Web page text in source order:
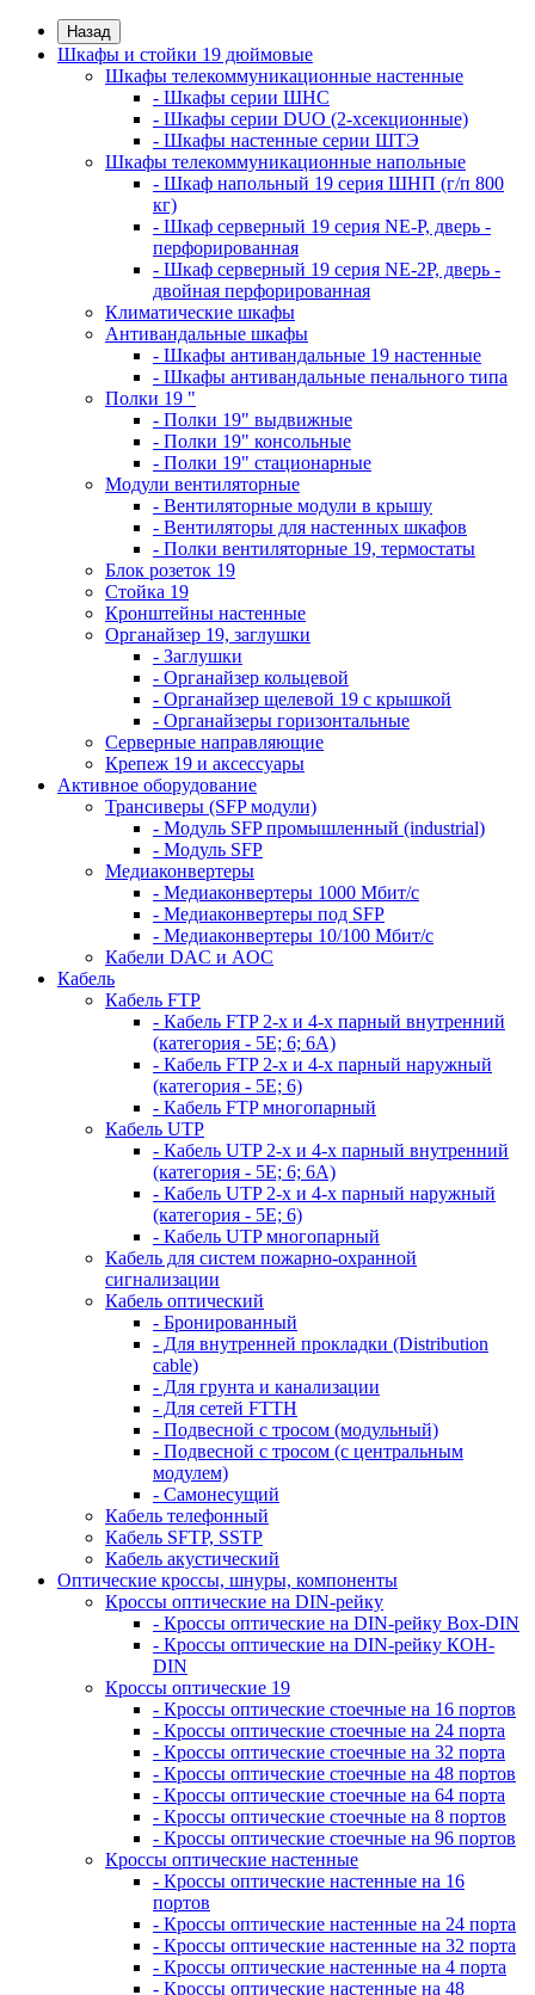
Назад
Шкафы и стойки 19 дюймовые
Шкафы телекоммуникационные настенные
- Шкафы серии ШНС
- Шкафы серии DUO (2-хсекционные)
- Шкафы настенные серии ШТЭ
Шкафы телекоммуникационные напольные
- Шкаф напольный 19 серия ШНП (г/п 800
кг)
- Шкаф серверный 19 серия NE-P, дверь -
перфорированная
- Шкаф серверный 19 серия NE-2P, дверь -
двойная перфорированная
Климатические шкафы
Антивандальные шкафы
- Шкафы антивандальные 19 настенные
- Шкафы антивандальные пенального типа
Полки 19 "
- Полки 19" выдвижные
- Полки 19" консольные
- Полки 19" стационарные
Модули вентиляторные
- Вентиляторные модули в крышу
- Вентиляторы для настенных шкафов
- Полки вентиляторные 19, термостаты
Блок розеток 19
Стойка 19
Кронштейны настенные
Органайзер 19, заглушки
- Заглушки
- Органайзер кольцевой
- Органайзер щелевой 19 с крышкой
- Органайзеры горизонтальные
Серверные направляющие
Крепеж 19 и аксессуары
Активное оборудование
Трансиверы (SFP модули)
- Модуль SFP промышленный (industrial)
- Модуль SFP
Медиаконвертеры
- Медиаконвертеры 1000 Мбит/с
- Медиаконвертеры под SFP
- Медиаконвертеры 10/100 Мбит/с
Кабели DAC и AOC
Кабель
Кабель FTP
- Кабель FTP 2-х и 4-х парный внутренний
(категория - 5Е; 6; 6А)
- Кабель FTP 2-х и 4-х парный наружный
(категория - 5Е; 6)
- Кабель FTP многопарный
Кабель UTP
- Кабель UTP 2-х и 4-х парный внутренний
(категория - 5Е; 6; 6А)
- Кабель UTP 2-х и 4-х парный наружный
(категория - 5Е; 6)
- Кабель UTP многопарный
Кабель для систем пожарно-охранной
сигнализации
Кабель оптический
- Бронированный
- Для внутренней прокладки (Distribution
cable)
- Для грунта и канализации
- Для сетей FTTH
- Подвесной с тросом (модульный)
- Подвесной с тросом (с центральным
модулем)
- Самонесущий
Кабель телефонный
Кабель SFTP, SSTP
Кабель акустический
Оптические кроссы, шнуры, компоненты
Кроссы оптические на DIN-рейку
- Кроссы оптические на DIN-рейку Box-DIN
- Кроссы оптические на DIN-рейку КОН-
DIN
Кроссы оптические 19
- Кроссы оптические стоечные на 16 портов
- Кроссы оптические стоечные на 24 порта
- Кроссы оптические стоечные на 32 порта
- Кроссы оптические стоечные на 48 портов
- Кроссы оптические стоечные на 64 порта
- Кроссы оптические стоечные на 8 портов
- Кроссы оптические стоечные на 96 портов
Кроссы оптические настенные
- Кроссы оптические настенные на 16
портов
- Кроссы оптические настенные на 24 порта
- Кроссы оптические настенные на 32 порта
- Кроссы оптические настенные на 4 порта
- Кроссы оптические настенные на 48